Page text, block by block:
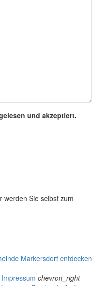
und akzeptiert.
werden Sie selbst zum
Impressum chevron_right